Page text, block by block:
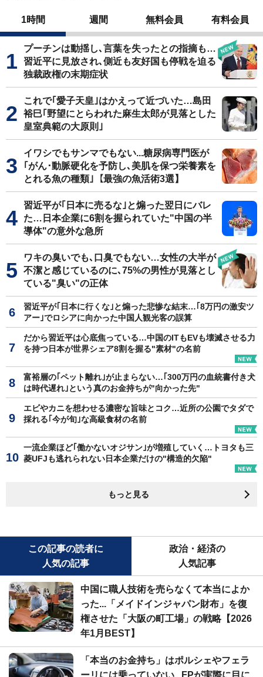
1時間 週間 無料会員 有料会員
プーチンは動揺し､言葉を失ったとの指摘も…
習近平に見放され､側近も友好国も停戦を迫る
独裁政権の末期症状
これで｢愛子天皇｣はかえって近づいた…島田
裕巳｢野望にとらわれた麻生太郎が見落とした
皇室典範の大原則｣
イワシでもサンマでもない...糖尿病専門医が
｢がん･動脈硬化を予防し､美肌を保つ栄養素を
とれる魚の種類｣【最強の魚活術3選】
習近平が｢日本に売るな｣と煽った翌日にバレ
た…日本企業に6割を握られていた"中国の半
導体"の意外な急所
ワキの臭いでも､口臭でもない…女性の大半が
不潔と感じているのに､75%の男性が見落とし
ている"臭い"の正体
習近平が｢日本に行くな｣と煽った悲惨な結末…｢8万円の激安ツ
アー｣でロシアに向かった中国人観光客の誤算
だから習近平は心底焦っている…中国のITもEVも壊滅させる力
を持つ日本が世界シェア8割を握る"素材"の名前
富裕層の｢ペット離れ｣が止まらない…｢300万円の血統書付き犬
は時代遅れ｣という真のお金持ちが"向かった先"
エビやカニを想わせる濃密な旨味とコク…近所の公園でタダで
採れる｢今が旬｣な高級食材の名前
一流企業ほど｢働かないオジサン｣が増殖していく…トヨタも三
菱UFJも逃れられない日本企業だけの"構造的欠陥"
もっと見る
この記事の読者に
人気の記事
政治・経済の
人気記事
中国に職人技術を売らなくて本当によか
った...「メイドインジャパン財布」を復
権させた「大阪の町工場」の戦略【2026
年1月BEST】
「本当のお金持ち」はポルシェやフェラ
ーリには乗っていない...FPが実際に目に